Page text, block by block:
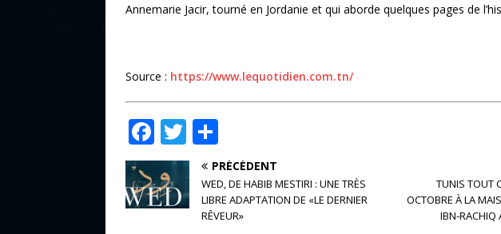
Annemarie Jacir, tourné en Jordanie et qui aborde quelques pages de
Source : https://www.lequotidien.com.tn/
F
a
c
e
T
w
it
te
ar
ta
g
PRÉCÉDENT
WED, DE HABIB MESTIRI : UNE TRÈS
LIBRE ADAPTATION DE «LE DERNIER
RÊVEUR»
TUNIS TOUT
OCTOBRE À LA
IBN-RACHIQ